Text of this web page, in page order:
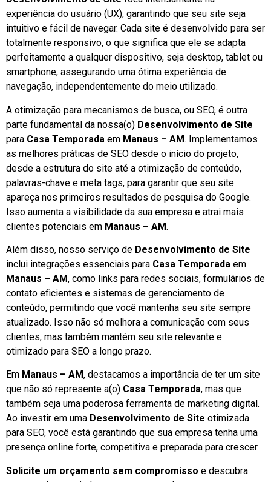
experiência do usuário (UX), garantindo que seu site seja
intuitivo e fácil de navegar. Cada site é desenvolvido para ser
totalmente responsivo, o que significa que ele se adapta
perfeitamente a qualquer dispositivo, seja desktop, tablet ou
smartphone, assegurando uma ótima experiência de
navegação, independentemente do meio utilizado.
A otimização para mecanismos de busca, ou SEO, é outra
parte fundamental da nossa(o) Desenvolvimento de Site
para Casa Temporada em Manaus – AM. Implementamos
as melhores práticas de SEO desde o início do projeto,
desde a estrutura do site até a otimização de conteúdo,
palavras-chave e meta tags, para garantir que seu site
apareça nos primeiros resultados de pesquisa do Google.
Isso aumenta a visibilidade da sua empresa e atrai mais
clientes potenciais em Manaus – AM.
Além disso, nosso serviço de Desenvolvimento de Site
inclui integrações essenciais para Casa Temporada em
Manaus – AM, como links para redes sociais, formulários de
contato eficientes e sistemas de gerenciamento de
conteúdo, permitindo que você mantenha seu site sempre
atualizado. Isso não só melhora a comunicação com seus
clientes, mas também mantém seu site relevante e
otimizado para SEO a longo prazo.
Em Manaus – AM, destacamos a importância de ter um site
que não só represente a(o) Casa Temporada, mas que
também seja uma poderosa ferramenta de marketing digital.
Ao investir em uma Desenvolvimento de Site otimizada
para SEO, você está garantindo que sua empresa tenha uma
presença online forte, competitiva e preparada para crescer.
Solicite um orçamento sem compromisso e descubra